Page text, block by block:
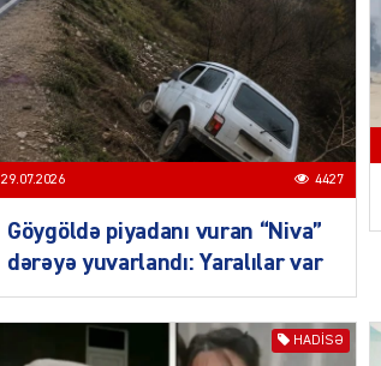
29.07.2026 4427
Göygöldə piyadanı vuran “Niva”
dərəyə yuvarlandı: Yaralılar var
HADISƏ